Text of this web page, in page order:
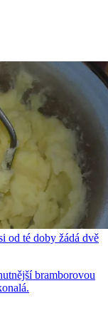
od té doby žádá dvě
bramborovou